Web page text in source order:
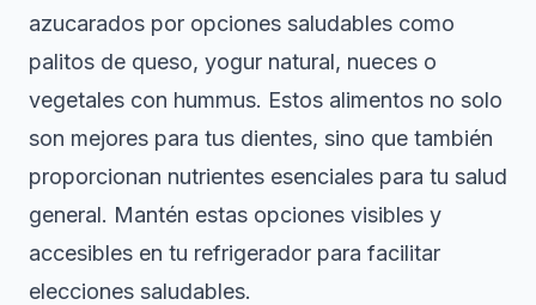
azucarados por opciones saludables como
palitos de queso, yogur natural, nueces o
vegetales con hummus. Estos alimentos no solo
son mejores para tus dientes, sino que también
proporcionan nutrientes esenciales para tu salud
general. Mantén estas opciones visibles y
accesibles en tu refrigerador para facilitar
elecciones saludables.